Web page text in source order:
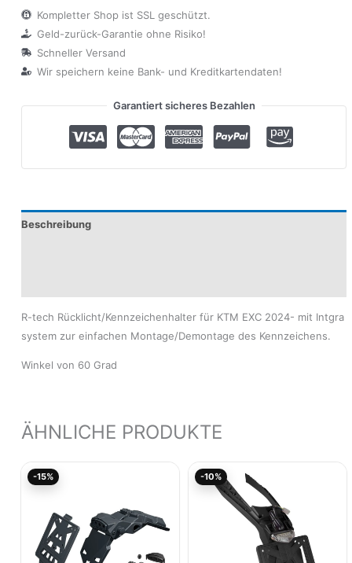
Kompletter Shop ist SSL geschützt.
Geld-zurück-Garantie ohne Risiko!
Schneller Versand
Wir speichern keine Bank- und Kreditkartendaten!
Garantiert sicheres Bezahlen
Beschreibung
R-tech Rücklicht/Kennzeichenhalter für KTM EXC 2024- mit Intgra
system zur einfachen Montage/Demontage des Kennzeichens.
Winkel von 60 Grad
ÄHNLICHE PRODUKTE
-15%
Aktueller
-10%
Preis
war:
56,00€